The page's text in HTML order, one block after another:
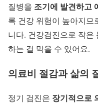
질병을 조기에 발견하고
록 건강 위험이 높아지므
니다. 건강검진으로 작은
하는 걸 막을 수 있어요.
의료비 절감과 삶의
정기 검진은 장기적으로